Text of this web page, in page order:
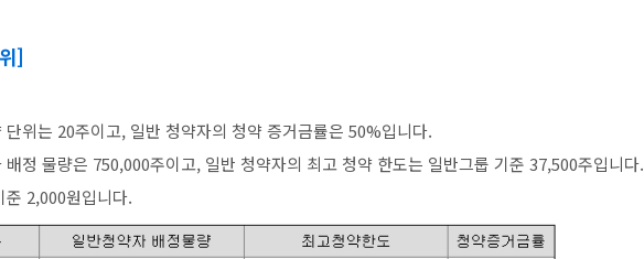
]
단위는 20주이고, 일반 청약자의 청약 증거금률은 50%입니다.
배정 물량은 750,000주이고, 일반 청약자의 최고 청약 한도는 일반그룹 기준 37,500주입니다.
준 2,000원입니다.